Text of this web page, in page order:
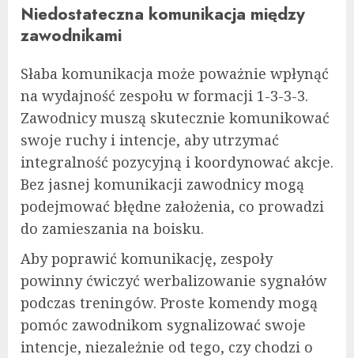
Niedostateczna komunikacja między
zawodnikami
Słaba komunikacja może poważnie wpłynąć
na wydajność zespołu w formacji 1-3-3-3.
Zawodnicy muszą skutecznie komunikować
swoje ruchy i intencje, aby utrzymać
integralność pozycyjną i koordynować akcje.
Bez jasnej komunikacji zawodnicy mogą
podejmować błędne założenia, co prowadzi
do zamieszania na boisku.
Aby poprawić komunikację, zespoły
powinny ćwiczyć werbalizowanie sygnałów
podczas treningów. Proste komendy mogą
pomóc zawodnikom sygnalizować swoje
intencje, niezależnie od tego, czy chodzi o